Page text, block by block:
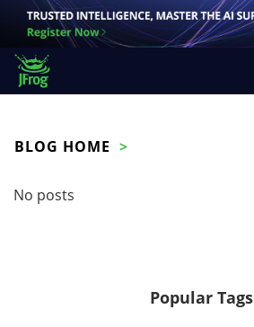
BLOG HOME
No posts
Popular Tags